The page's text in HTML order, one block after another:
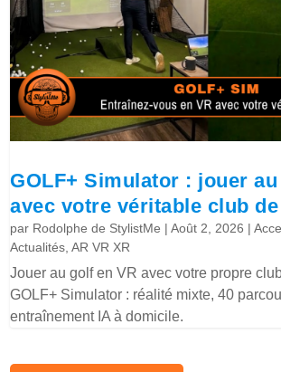
GOLF+ Simulator : jouer
avec votre véritable club
par Rodolphe de StylistMe |Août 2, 2026 |
Actualités,AR VR XR
Jouer au golf en VR avec votre propre
GOLF+ Simulator : réalité mixte, 40
entraînement IA à domicile.